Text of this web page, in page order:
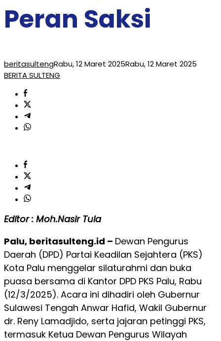
Peran Saksi
beritasultengRabu, 12 Maret 2025Rabu, 12 Maret 2025
BERITA SULTENG
Editor : Moh.Nasir Tula
Palu, beritasulteng.id – Dewan Pengurus
Daerah (DPD) Partai Keadilan Sejahtera (PKS)
Kota Palu menggelar silaturahmi dan buka
puasa bersama di Kantor DPD PKS Palu, Rabu
(12/3/2025). Acara ini dihadiri oleh Gubernur
Sulawesi Tengah Anwar Hafid, Wakil Gubernur
dr. Reny Lamadjido, serta jajaran petinggi PKS,
termasuk Ketua Dewan Pengurus Wilayah